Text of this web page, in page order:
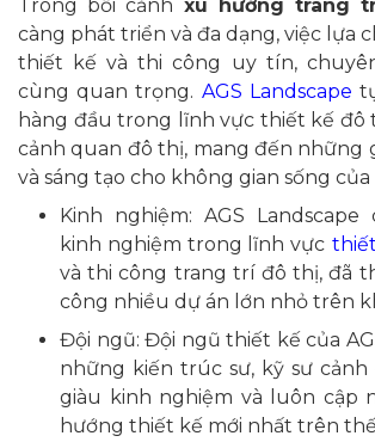
Trong bối cảnh xu hướng trang
càng phát triển và đa dạng, việc lựa
thiết kế và thi công uy tín,
cùng quan trọng. AGS Landscape
hàng đầu trong lĩnh vực thiết kế đô
cảnh quan đô thị, mang đến những
và sáng tạo cho không gian sống của
Kinh nghiệm: AGS
kinh nghiệm trong lĩnh vực
và thi công trang trí đô thị, đã
công nhiều dự án lớn nhỏ trên
Đội ngũ: Đội ngũ thiết kế của
những kiến trúc sư, kỹ sư cảnh
giàu kinh nghiệm và luôn cập
hướng thiết kế mới nhất trên